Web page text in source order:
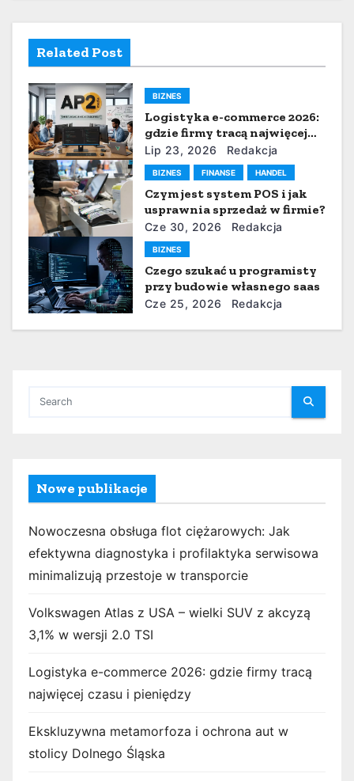
a
w
p
i
s
u
Related Post
BIZNES
Logistyka e-commerce 2026:
gdzie firmy tracą najwięcej
czasu i pieniędzy
Lip 23, 2026 Redakcja
BIZNES FINANSE HANDEL
Czym jest system POS i jak
usprawnia sprzedaż w firmie?
Cze 30, 2026 Redakcja
BIZNES
Czego szukać u programisty
przy budowie własnego saas
Cze 25, 2026 Redakcja
Nowe publikacje
Nowoczesna obsługa flot ciężarowych: Jak
efektywna diagnostyka i profilaktyka serwisowa
minimalizują przestoje w transporcie
Volkswagen Atlas z USA – wielki SUV z akcyzą
3,1% w wersji 2.0 TSI
Logistyka e-commerce 2026: gdzie firmy tracą
najwięcej czasu i pieniędzy
Ekskluzywna metamorfoza i ochrona aut w
stolicy Dolnego Śląska